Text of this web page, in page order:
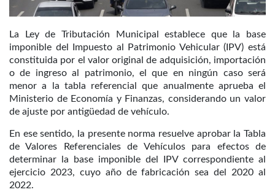
La Ley de Tributación Municipal establece que la base
imponible del Impuesto al Patrimonio Vehicular (IPV) está
constituida por el valor original de adquisición, importación
o de ingreso al patrimonio, el que en ningún caso será
menor a la tabla referencial que anualmente aprueba el
Ministerio de Economía y Finanzas, considerando un valor
de ajuste por antigüedad de vehículo.
En ese sentido, la presente norma resuelve aprobar la Tabla
de Valores Referenciales de Vehículos para efectos de
determinar la base imponible del IPV correspondiente al
ejercicio 2023, cuyo año de fabricación sea del 2020 al
2022.